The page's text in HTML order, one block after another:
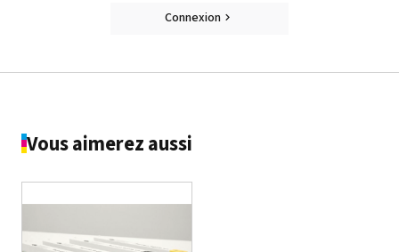
Connexion
Vous aimerez aussi